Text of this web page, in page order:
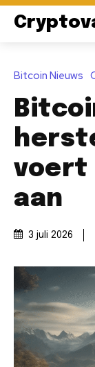
Bitcoin Nieuws
voert
aan
3 juli 2026